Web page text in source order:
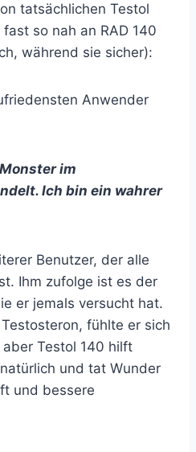
tatsächlichen Testol
so nah an RAD 140
während sie sicher):
Anwender
im
Ich bin ein wahrer
Benutzer, der alle
Ihm zufolge ist es der
er jemals versucht hat.
fühlte er sich
Testol 140 hilft
und tat Wunder
und bessere